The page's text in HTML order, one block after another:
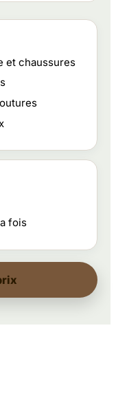
et chaussures
fois